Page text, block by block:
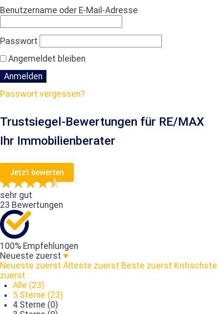
Benutzername oder E-Mail-Adresse
Passwort
Angemeldet bleiben
Passwort vergessen?
Trustsiegel-Bewertungen für RE/MAX
Ihr Immobilienberater
Jetzt bewerten
sehr gut
23 Bewertungen
100% Empfehlungen
Neueste zuerst
Neueste zuerst Älteste zuerst Beste zuerst Kritischste
zuerst
Alle (23)
5 Sterne (23)
4 Sterne (0)